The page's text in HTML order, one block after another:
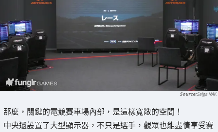
Saiga NAK
那麼，關鍵的電競賽車場內部，是這樣寬敞的空間！
中央還設置了大型顯示器，不只是選手，觀眾也能盡情享受賽